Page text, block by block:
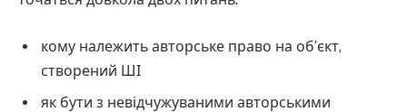
кому належить авторське право на об’єкт,
створений ШІ
як бути з невідчужуваними авторськими